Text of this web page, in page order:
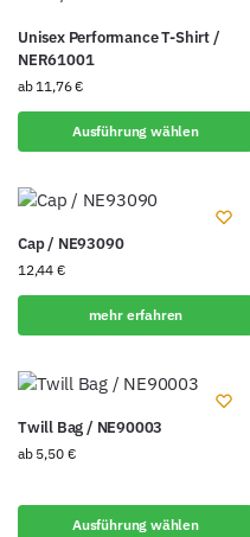
Unisex Performance T-Shirt /
NER61001
ab 11,76€
Ausführung wählen
Cap / NE93090
12,44 €
mehr erfahren
Twill Bag / NE90003
ab 5,50 €
Ausführung wählen